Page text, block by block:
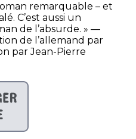
remarquable – et
C’est aussi un
de l’absurde. » —
de l’allemand par
par Jean-Pierre